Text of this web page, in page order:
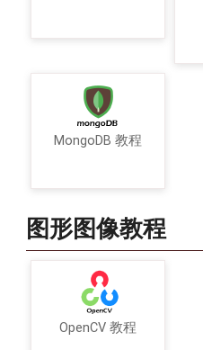
MongoDB 教程
图形图像教程
OpenCV 教程